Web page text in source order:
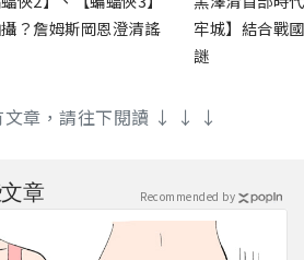
？詹姆斯岡恩澄清謠
牢城】結合戰
謎
章，請往下閱讀 ↓ ↓ ↓
章 Recommended by